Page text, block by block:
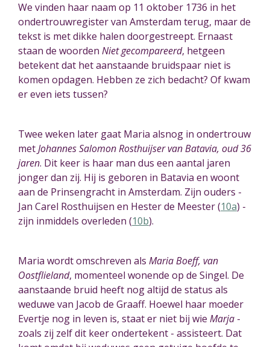
We vinden haar naam op 11 oktober 1736 in het
ondertrouwregister van Amsterdam terug, maar de
tekst is met dikke halen doorgestreept. Ernaast
staan de woorden Niet gecompareerd, hetgeen
betekent dat het aanstaande bruidspaar niet is
komen opdagen. Hebben ze zich bedacht? Of kwam
er even iets tussen?
Twee weken later gaat Maria alsnog in ondertrouw
metJohannes Salomon Rosthuijser van Batavia, oud 36
jaren. Dit keer is haar man dus een aantal jaren
jonger dan zij. Hij is geboren in Batavia en woont
aan de Prinsengracht in Amsterdam. Zijn ouders -
Jan Carel Rosthuijsen en Hester de Meester (10a) -
zijn inmiddels overleden (10b).
Maria wordt omschreven als Maria Boeff, van
Oostflieland, momenteel wonende op de Singel. De
aanstaande bruid heeft nog altijd de status als
weduwe van Jacob de Graaff. Hoewel haar moeder
Evertje nog in leven is, staat er niet bij wie Marja -
zoals zij zelf dit keer ondertekent - assisteert. Dat